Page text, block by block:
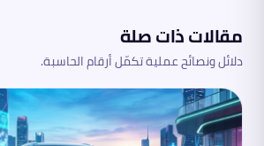
مقالات ذات صلة
دلائل ونصائح عملية تكمّل أرقام الحاسبة.